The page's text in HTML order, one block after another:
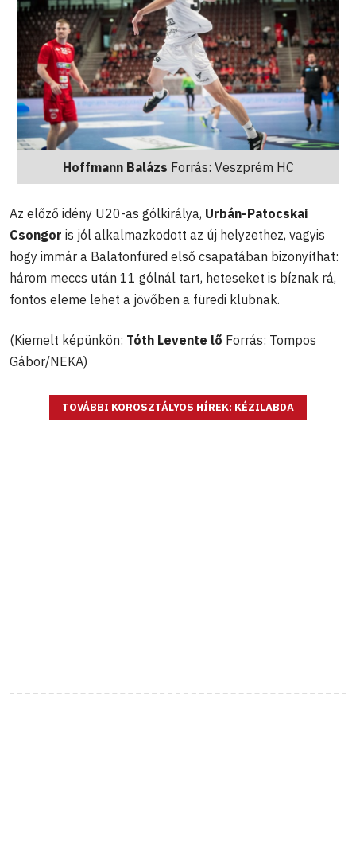
Hoffmann Balázs Forrás: Veszprém HC
Az előző idény U20-as gólkirálya, Urbán-Patocskai
Csongor is jól alkalmazkodott az új helyzethez, vagyis
hogy immár a Balatonfüred első csapatában bizonyíthat:
három meccs után 11 gólnál tart, heteseket is bíznak rá,
fontos eleme lehet a jövőben a füredi klubnak.
(Kiemelt képünkön: Tóth Levente lő Forrás: Tompos
Gábor/NEKA)
TOVÁBBI KOROSZTÁLYOS HÍREK: KÉZILABDA